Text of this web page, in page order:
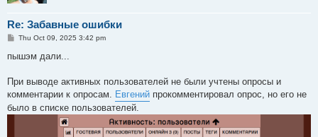
Re: Забавные ошибки
P
s
Thu Oct 09, 2025 3:42 pm
пышэм дали...
При выводе активных пользователей не были учтены опросы и
комментарии к опросам. Евгений прокомментировал опрос, но его не
было в списке пользователей.